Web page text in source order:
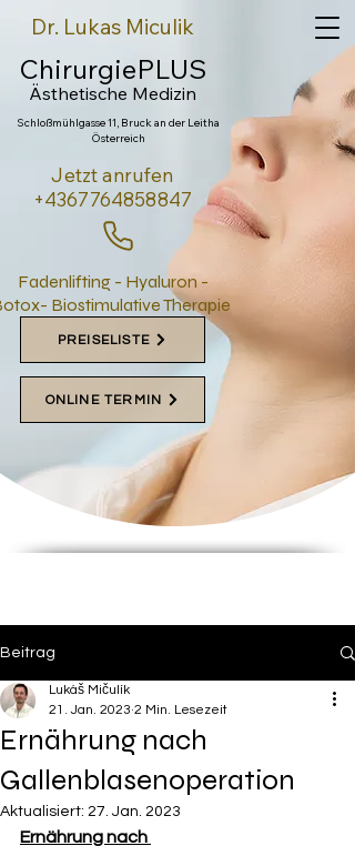
Dr. Lukas Miculik
ChirurgiePLUS
Ästhetische Medizin
Schloßmühlgasse 11, Bruck an der Leitha
Österreich
Jetzt anrufen
+4367764858847
Fadenlifting - Hyaluron -
Biostimulative Therapie
PREISELISTE
ONLINE TERMIN
Beitrag
Ernährung nach
Gallenblasenoperation
Lukáš Mičulík
21. Jan. 2023 2 Min. Lesezeit
Aktualisiert: 27. Jan. 2023
Ernährung nach